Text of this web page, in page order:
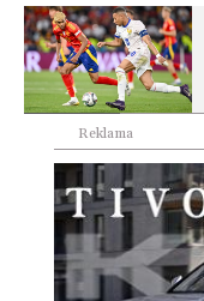
Reklama